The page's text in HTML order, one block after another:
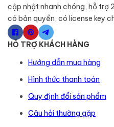
cập nhật nhanh chóng, hỗ trợ
có bản quyền, có license key
HỖ TRỢ KHÁCH HÀNG
Hướng dẫn mua hàng
Hình thức thanh toán
Quy định đổi sản phẩm
Câu hỏi thường gặp